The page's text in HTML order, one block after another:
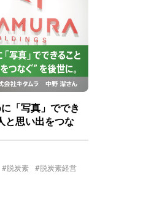
「写真」ででき
と思い出をつな
#脱炭素 #脱炭素経営